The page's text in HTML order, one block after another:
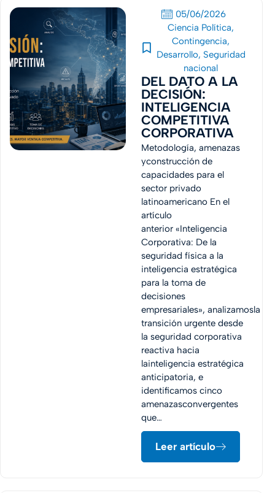
05/06/2026
Ciencia Política,
Contingencia,
Desarrollo, Seguridad
nacional
DEL DATO A LA
DECISIÓN:
INTELIGENCIA
COMPETITIVA
CORPORATIVA
Metodología, amenazas
yconstrucción de
capacidades para el
sector privado
latinoamericano En el
artículo
anterior «Inteligencia
Corporativa: De la
seguridad física a la
inteligencia estratégica
para la toma de
decisiones
empresariales», analizamosla
transición urgente desde
la seguridad corporativa
reactiva hacia
lainteligencia estratégica
anticipatoria, e
identificamos cinco
amenazasconvergentes
que…
Leer artículo